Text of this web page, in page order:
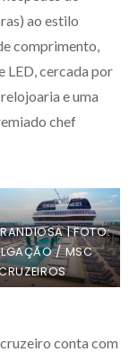
ao estilo
comprimento,
LED, cercada por
e uma
chef
| FOTO:
/ MSC
cruzeiro conta com